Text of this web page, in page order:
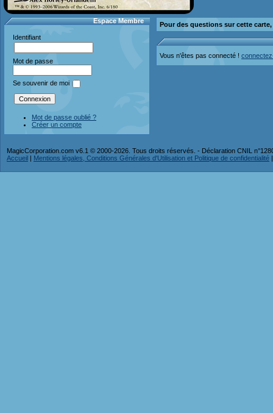
Espace Membre
Identifiant
Mot de passe
Se souvenir de moi
Mot de passe oublié ?
Créer un compte
Pour des questions sur cette
Vous n'êtes pas connecté !
MagicCorporation.com v6.1 © 2000-2026. Tous droits réservés. - Déclaration CNIL
Accueil | Mentions légales, Conditions Générales d'Utilisation et Politique de confidentialité